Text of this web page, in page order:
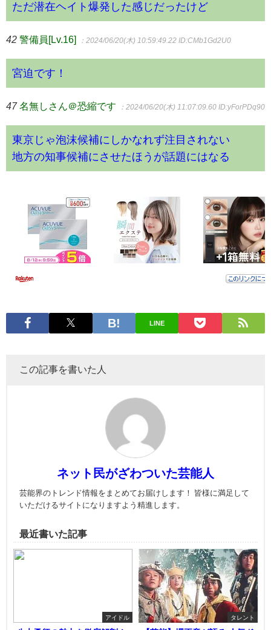
ただ潜在ヘイト爆発した感じだったけど
42 警備員[Lv.16] ：2024/06/20(木) 10:59:49.22 ID:CMb1Gd2U0
宮迫です！
47 名無しさん＠恐縮です ：2024/06/20(木) 11:07:09.60 ID:yForPDq90
東京じゃ泡沫候補にしかなれず注目されない
地方の知事候補にさせたほうが話題にはなる
LINE
この記事を書いた人
ネット民がざわついた芸能人
芸能界のトレンド情報をまとめてお届けします！ 皆様に満足して
いただけるサイトになりますよう精進します。
最近書いた記事
アイドル タレント